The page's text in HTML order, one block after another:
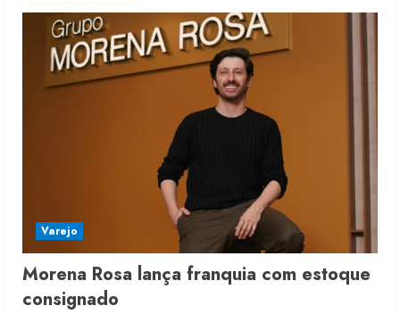
5
4 de agosto de 2026
Varejo
Morena Rosa lança franquia com estoque
consignado